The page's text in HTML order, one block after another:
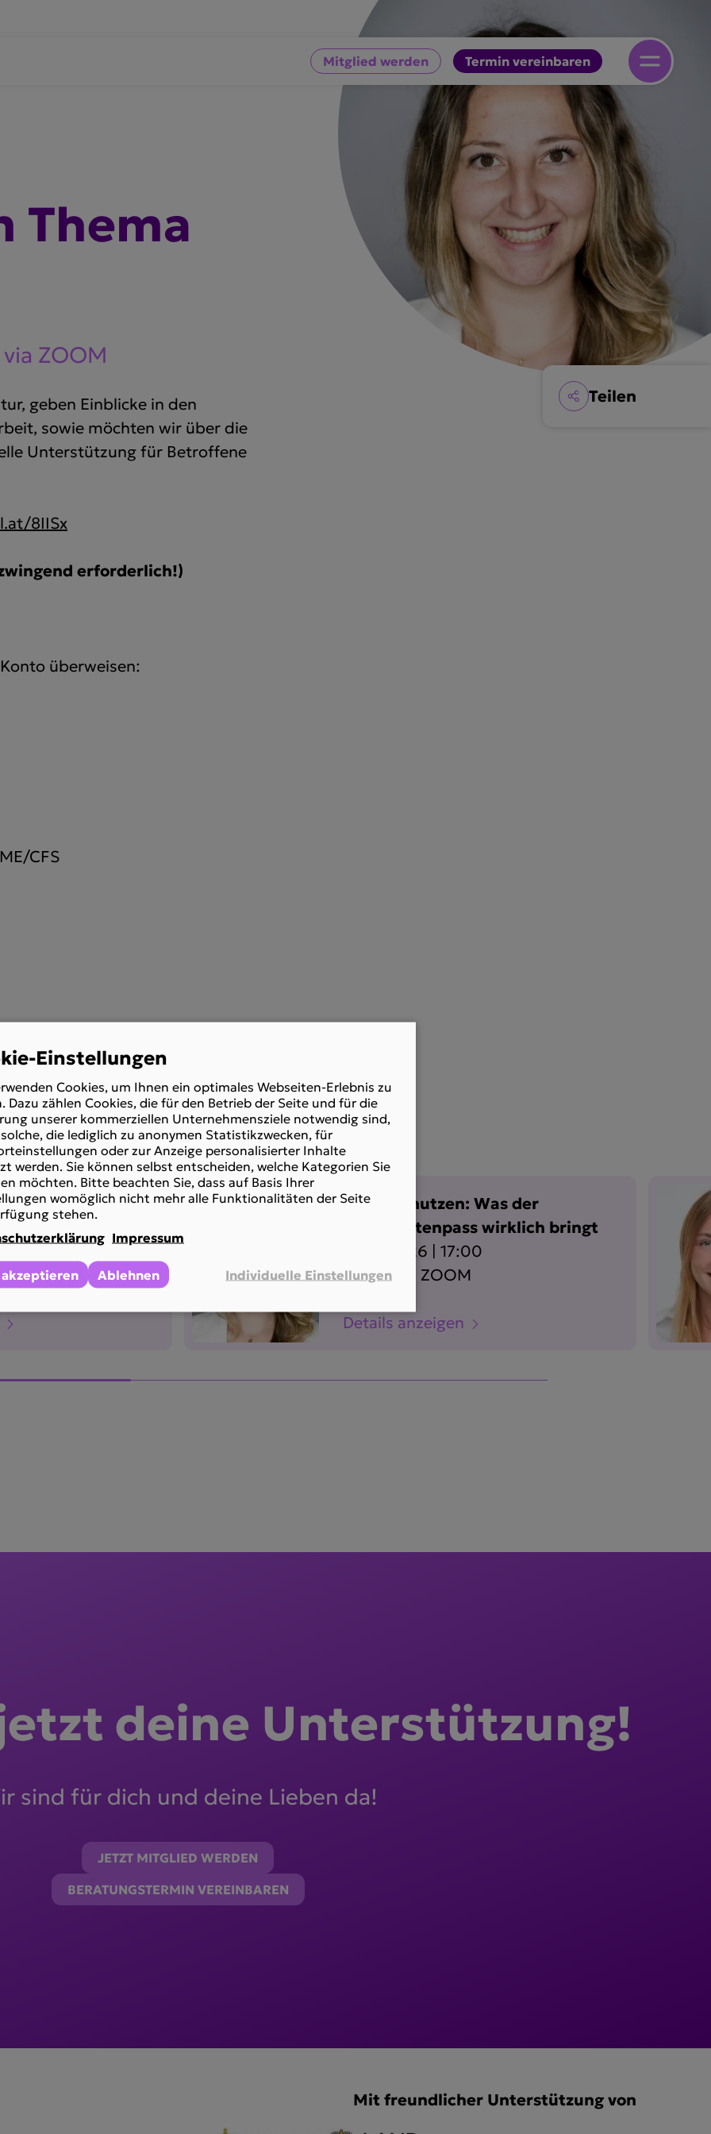
Mitglied werden Termin vereinbaren
Thema
ZOOM
geben Einblicke in den
sowie möchten wir über die
Unterstützung für Betroffene
8IISx
erforderlich!)
überweisen:
CFS
Teilen
mehr
du zur
wissen musst
Vorteile nutzen: Was der
Behindertenpass wirklich bringt
12.08.2026 | 17:00
Online via ZOOM
Details anzeigen
deine Unter­stützung!
sind für dich und deine Lieben da!
JETZT MITGLIED WERDEN
BERATUNGSTERMIN VEREINBAREN
Mit freundlicher Unterstützung von
Einstellungen
Cookies, um Ihnen ein optimales Webseiten-Erlebnis zu
Dazu zählen Cookies, die für den Betrieb der Seite und für die
unserer kommerziellen Unternehmensziele notwendig sind,
die lediglich zu anonymen Statistikzwecken, für
oder zur Anzeige personalisierter Inhalte
werden. Sie können selbst entscheiden, welche Kategorien Sie
möchten. Bitte beachten Sie, dass auf Basis Ihrer
womöglich nicht mehr alle Funktionalitäten der Seite
stehen.
Impressum
Individuelle Einstellungen
Ablehnen